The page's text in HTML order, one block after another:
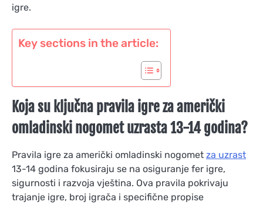
igre.
Key sections in the article:
Koja su ključna pravila igre za američki
omladinski nogomet uzrasta 13-14 godina?
Pravila igre za američki omladinski nogomet za uzrast
13-14 godina fokusiraju se na osiguranje fer igre,
sigurnosti i razvoja vještina. Ova pravila pokrivaju
trajanje igre, broj igrača i specifične propise